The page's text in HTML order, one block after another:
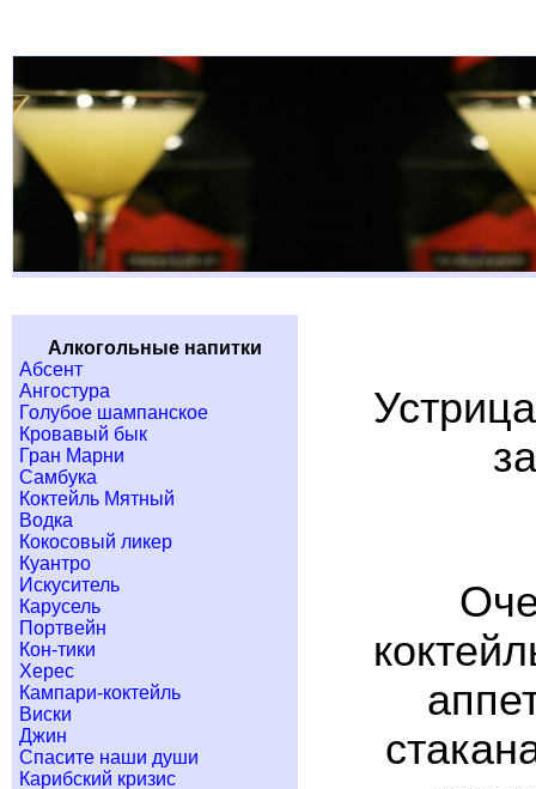
Алкогольные напитки
Абсент
Ангостура
Голубое шампанское
Кровавый бык
Гран Марни
Самбука
Коктейль Мятный
Водка
Кокосовый ликер
Куантро
Искуситель
Карусель
Портвейн
Кон-тики
Херес
Кампари-коктейль
Виски
Джин
Спасите наши души
Карибский кризис